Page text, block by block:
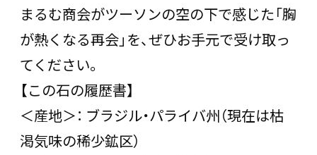
まるむ商会がツーソンの空の下で感じた「胸
が熱くなる再会」を、ぜひお手元で受け取っ
てください。
【この石の履歴書】
＜産地＞： ブラジル・パライバ州（現在は枯
渇気味の稀少鉱区）